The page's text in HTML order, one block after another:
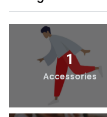
1
Accessories